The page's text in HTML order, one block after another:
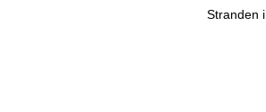
Stranden